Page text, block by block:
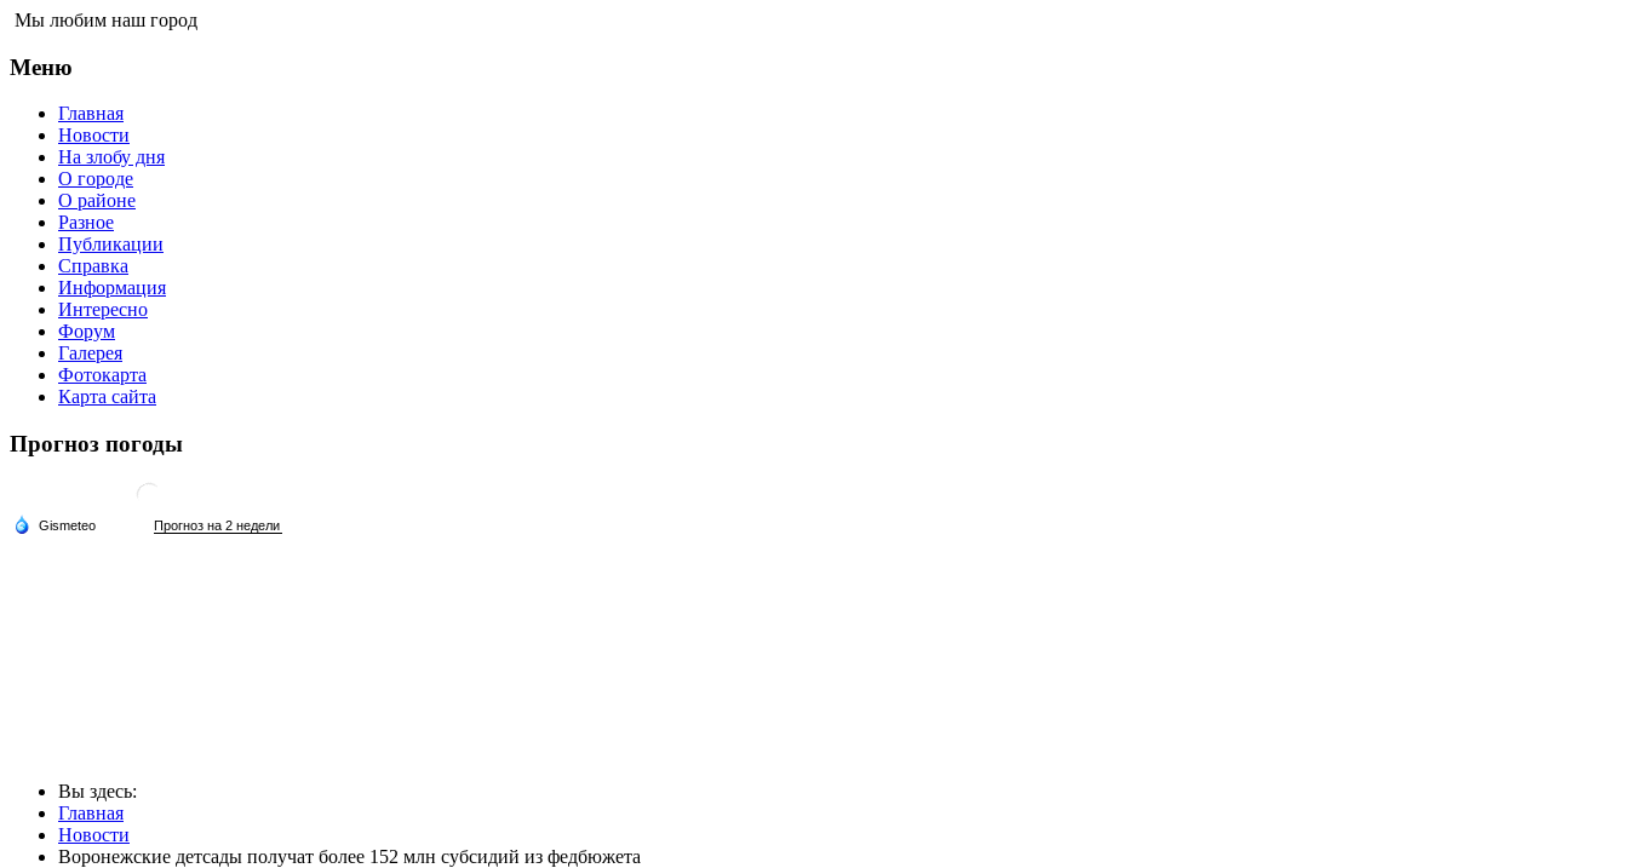
Мы любим наш город
Меню
Главная
Новости
На злобу дня
О городе
О районе
Разное
Публикации
Справка
Информация
Интересно
Форум
Галерея
Фотокарта
Карта сайта
Прогноз погоды
Вы здесь:
Главная
Новости
Воронежские детсады получат более 152 млн субсидий из федбюжета